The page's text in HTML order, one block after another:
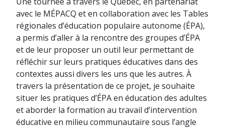
avec le MÉPACQ et en collaboration avec les Tables
régionales d’éducation populaire autonome (ÉPA),
a permis d’aller à la rencontre des groupes d’ÉPA
et de leur proposer un outil leur permettant de
réfléchir sur leurs pratiques éducatives dans des
contextes aussi divers les uns que les autres. À
travers la présentation de ce projet, je souhaite
situer les pratiques d’ÉPA en éducation des adultes
et aborder la formation au travail d’intervention
éducative en milieu communautaire sous l’angle